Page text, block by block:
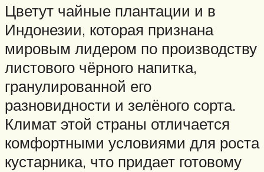
Цветут чайные плантации и в
Индонезии, которая признана
мировым лидером по производству
листового чёрного напитка,
гранулированной его
разновидности и зелёного сорта.
Климат этой страны отличается
комфортными условиями для роста
кустарника, что придает готовому